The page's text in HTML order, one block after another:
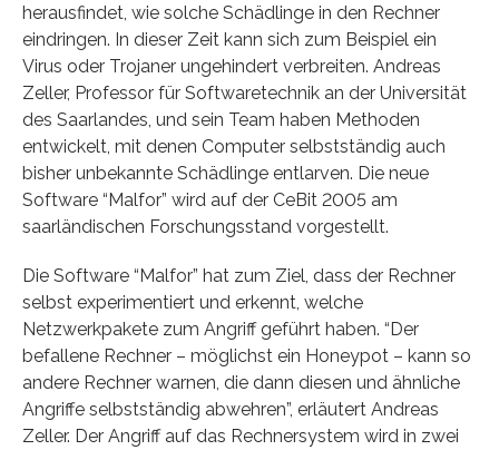
herausfindet, wie solche Schädlinge in den Rechner
eindringen. In dieser Zeit kann sich zum Beispiel ein
Virus oder Trojaner ungehindert verbreiten. Andreas
Zeller, Professor für Softwaretechnik an der Universität
des Saarlandes, und sein Team haben Methoden
entwickelt, mit denen Computer selbstständig auch
bisher unbekannte Schädlinge entlarven. Die neue
Software “Malfor” wird auf der CeBit 2005 am
saarländischen Forschungsstand vorgestellt.
Die Software “Malfor” hat zum Ziel, dass der Rechner
selbst experimentiert und erkennt, welche
Netzwerkpakete zum Angriff geführt haben. “Der
befallene Rechner – möglichst ein Honeypot – kann so
andere Rechner warnen, die dann diesen und ähnliche
Angriffe selbstständig abwehren”, erläutert Andreas
Zeller. Der Angriff auf das Rechnersystem wird in zwei